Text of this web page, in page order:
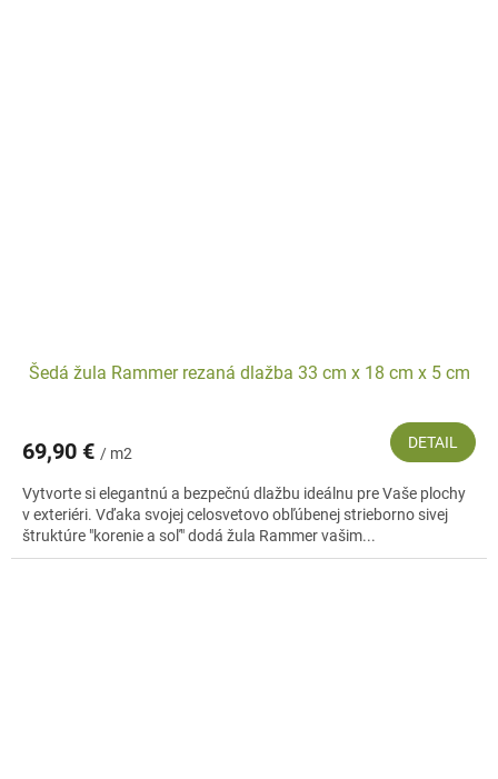
Šedá žula Rammer rezaná dlažba 33 cm x 18 cm x 5 cm
69,90 € / m2
DETAIL
Vytvorte si elegantnú a bezpečnú dlažbu ideálnu pre Vaše plochy
v exteriéri. Vďaka svojej celosvetovo obľúbenej strieborno sivej
štruktúre "korenie a soľ" dodá žula Rammer vašim...